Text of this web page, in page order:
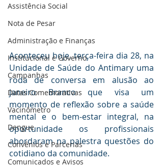
Assistência Social
Nota de Pesar
Administração e Finanças
Institucional e Governo
Campanhas
Datas Comemorativas
Vacinômetro
Dengue
Convênios e Parcerias
Comunicados e Avisos
Aconteceu hoje, terça-feira dia 28, na
Unidade de Saúde do Antimary uma
roda de conversa em alusão ao
janeiro Branco que visa um
momento de reflexão sobre a saúde
mental e o bem-estar integral, na
oportunidade os profissionais
abordaram na palestra questões do
cotidiano da comunidade.